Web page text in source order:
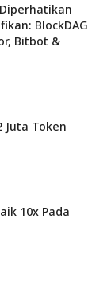
BlockDAG
Bitbot &
Juta Token
10x Pada